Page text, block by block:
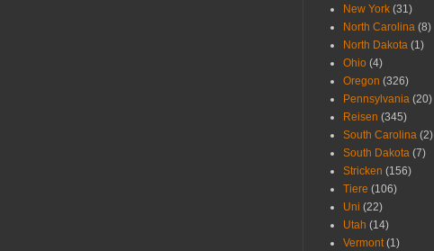
New York (31)
North Carolina (8)
North Dakota (1)
Ohio (4)
Oregon (326)
Pennsylvania (20)
Reisen (345)
South Carolina (2)
South Dakota (7)
Stricken (156)
Tiere (106)
Uni (22)
Utah (14)
Vermont (1)